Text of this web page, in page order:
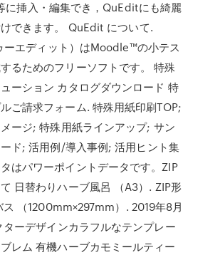
に挿入・編集でき，QuEditにも綺麗
できます。 QuEdit について.
エディット）はMoodle™の小テス
るためのフリーソフトです。 特殊
ーション カタログダウンロード 特
ご請求フォーム. 特殊用紙印刷TOP;
ージ; 特殊用紙ラインアップ; サン
ド; 活用例/導入事例; 活用ヒント集
はパワーポイントデータです。ZIP
日替わりハーブ風呂 （A3）. ZIP形
（1200mm×297mm）. 2019年8月
ターデザインカラフルなテンプレー
レム 有機ハーブカモミールティー